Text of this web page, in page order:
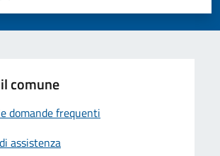
5 stelle su 5
4 stelle su 5
su 5
su 5
5
comune
domande frequenti
assistenza